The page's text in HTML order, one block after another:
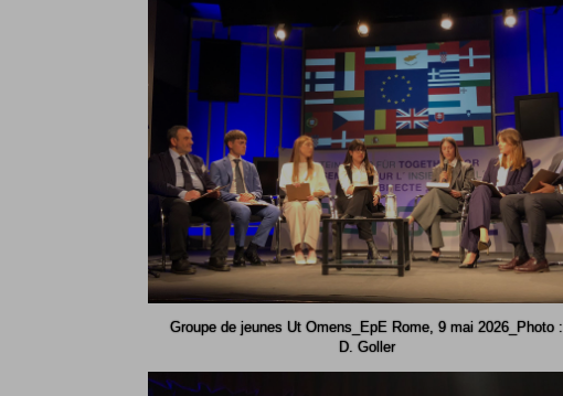
Groupe de jeunes Ut Omens_EpE Rome, 9 mai 2026_Photo :
D. Goller